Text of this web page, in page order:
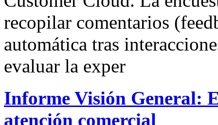
recopilar comentarios
automática tras
evaluar la exper
Informe Visión General:
atención comercial